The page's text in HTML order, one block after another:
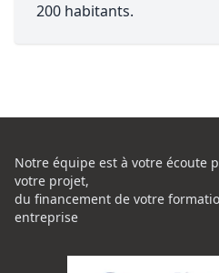
200 habitants.
Notre équipe est à votre écoute
votre projet,
du financement de votre
entreprise